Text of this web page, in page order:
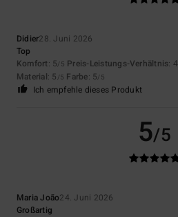
Didier28. Juni 2026
Top
Komfort: 5/5 Preis-Leistungs-Verhältnis: 4
Material: 5 /5 Farbe: 5/5
Ich empfehle dieses Produkt
5/5
Maria João24. Juni 2026
Großartig